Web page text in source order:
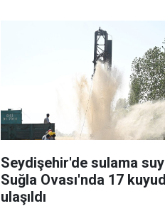
Seydişehir'de sulama
Suğla Ovası'nda 17
ulaşıldı